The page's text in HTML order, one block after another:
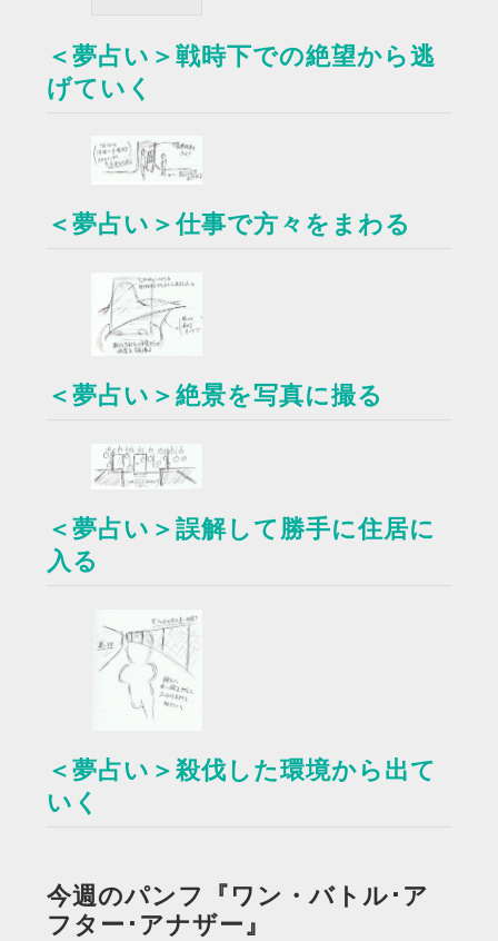
＜夢占い＞戦時下での絶望から逃
げていく
＜夢占い＞仕事で方々をまわる
＜夢占い＞絶景を写真に撮る
＜夢占い＞誤解して勝手に住居に
入る
＜夢占い＞殺伐した環境から出て
いく
今週のパンフ『ワン・バトル･ア
フター･アナザー』